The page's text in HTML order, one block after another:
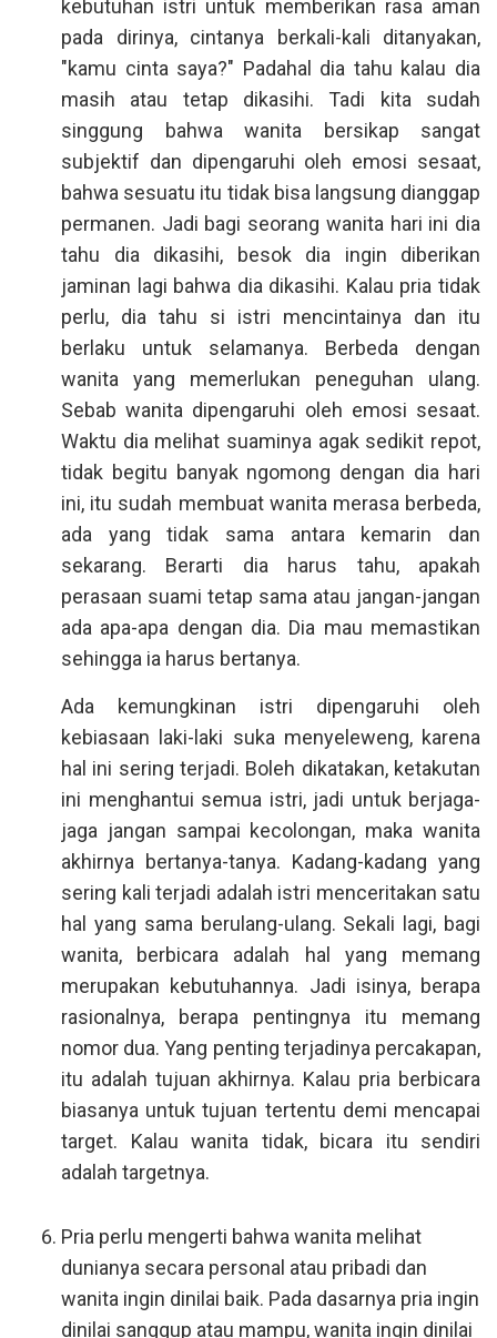
kebutuhan istri untuk memberikan rasa aman
pada dirinya, cintanya berkali-kali ditanyakan,
"kamu cinta saya?" Padahal dia tahu kalau dia
masih atau tetap dikasihi. Tadi kita sudah
singgung bahwa wanita bersikap sangat
subjektif dan dipengaruhi oleh emosi sesaat,
bahwa sesuatu itu tidak bisa langsung dianggap
permanen. Jadi bagi seorang wanita hari ini dia
tahu dia dikasihi, besok dia ingin diberikan
jaminan lagi bahwa dia dikasihi. Kalau pria tidak
perlu, dia tahu si istri mencintainya dan itu
berlaku untuk selamanya. Berbeda dengan
wanita yang memerlukan peneguhan ulang.
Sebab wanita dipengaruhi oleh emosi sesaat.
Waktu dia melihat suaminya agak sedikit repot,
tidak begitu banyak ngomong dengan dia hari
ini, itu sudah membuat wanita merasa berbeda,
ada yang tidak sama antara kemarin dan
sekarang. Berarti dia harus tahu, apakah
perasaan suami tetap sama atau jangan-jangan
ada apa-apa dengan dia. Dia mau memastikan
sehingga ia harus bertanya.
Ada kemungkinan istri dipengaruhi oleh
kebiasaan laki-laki suka menyeleweng, karena
hal ini sering terjadi. Boleh dikatakan, ketakutan
ini menghantui semua istri, jadi untuk berjaga-
jaga jangan sampai kecolongan, maka wanita
akhirnya bertanya-tanya. Kadang-kadang yang
sering kali terjadi adalah istri menceritakan satu
hal yang sama berulang-ulang. Sekali lagi, bagi
wanita, berbicara adalah hal yang memang
merupakan kebutuhannya. Jadi isinya, berapa
rasionalnya, berapa pentingnya itu memang
nomor dua. Yang penting terjadinya percakapan,
itu adalah tujuan akhirnya. Kalau pria berbicara
biasanya untuk tujuan tertentu demi mencapai
target. Kalau wanita tidak, bicara itu sendiri
adalah targetnya.
Pria perlu mengerti bahwa wanita melihat
dunianya secara personal atau pribadi dan
wanita ingin dinilai baik. Pada dasarnya pria ingin
dinilai sanggup atau mampu, wanita ingin dinilai